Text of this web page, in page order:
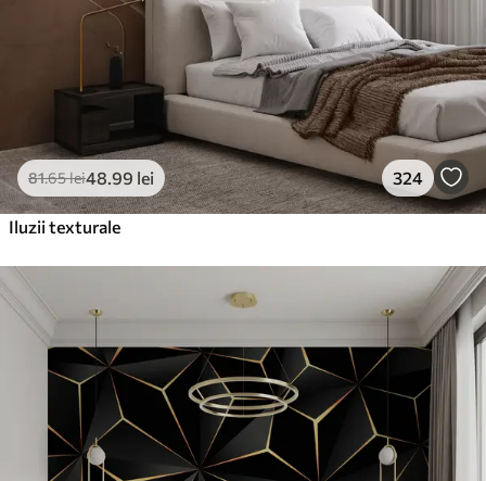
81.65lei48.99 lei 324
Iluzii texturale